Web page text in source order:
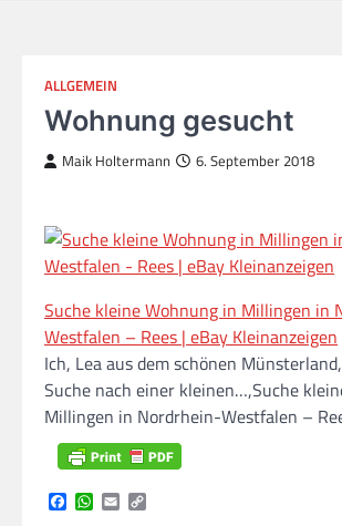
ALLGEMEIN
Wohnung gesucht
Maik Holtermann 6. September 2018
Suche kleine Wohnung in Millingen in
Westfalen – Rees | eBay Kleinanzeigen
Ich, Lea aus dem schönen
Suche nach einer kleinen…,Suche
Millingen in Nordrhein-Westfalen –
Facebook
WhatsApp
Email